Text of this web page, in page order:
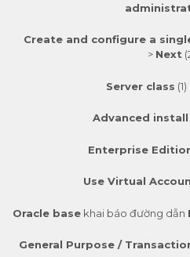
Create and configure a
> Next
Server class (1)
Advanced install
Enterprise
Use Virtual
Oracle base khai báo đường dẫn
General Purpose /